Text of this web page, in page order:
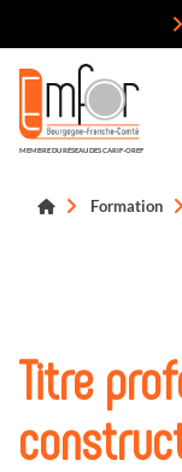
MEMBRE DU RÉSEAU DES CARIF-OREF
Formation
Titre
Panneau de gestion